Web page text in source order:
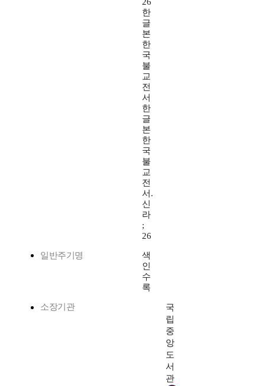
한
글
본
한
국
불
교
전
서
한
글
본
한
국
불
교
전
서.
신
라
;
26
일반주기명
색
인
수
록
소장기관
국
립
중
앙
도
서
관